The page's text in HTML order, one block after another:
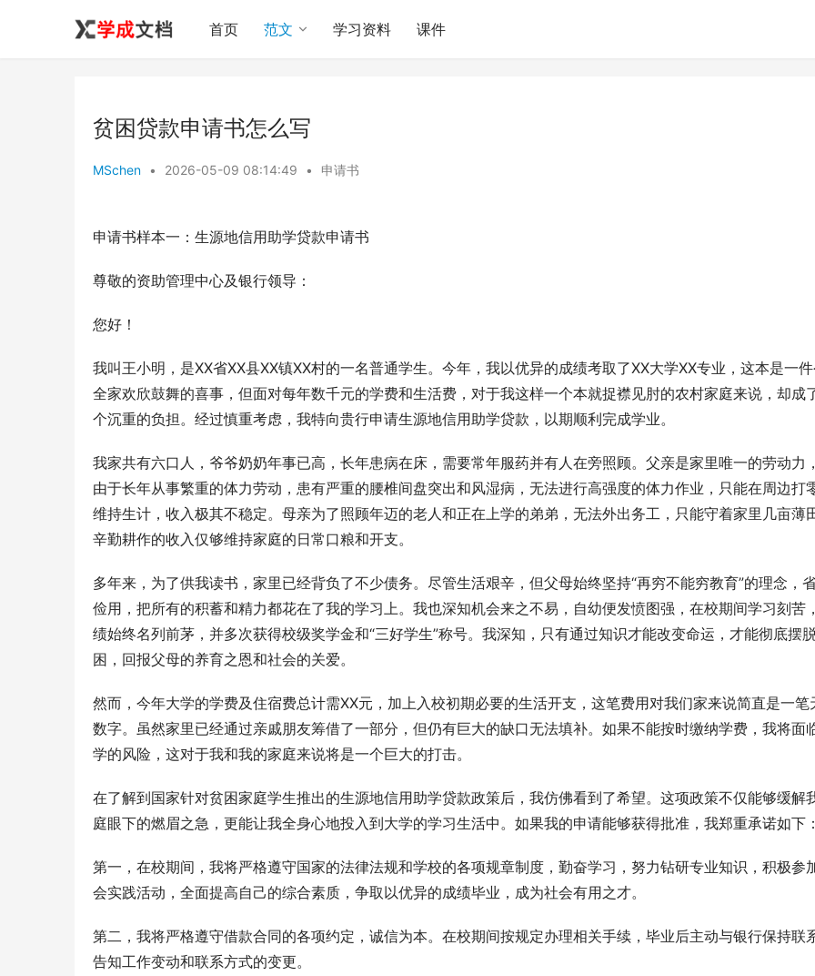
首页 范文 学习资料 课件
贫困贷款申请书怎么写
MSchen • 2026-05-09 08:14:49 • 申请书
申请书样本一：生源地信用助学贷款申请书
尊敬的资助管理中心及银行领导：
您好！
我叫王小明，是XX省XX县XX镇XX村的一名普通学生。今年，我以优异的成绩考取了XX大学XX专业，这本是一
全家欢欣鼓舞的喜事，但面对每年数千元的学费和生活费，对于我这样一个本就捉襟见肘的农村家庭来说，却成
个沉重的负担。经过慎重考虑，我特向贵行申请生源地信用助学贷款，以期顺利完成学业。
我家共有六口人，爷爷奶奶年事已高，长年患病在床，需要常年服药并有人在旁照顾。父亲是家里唯一的劳动力
由于长年从事繁重的体力劳动，患有严重的腰椎间盘突出和风湿病，无法进行高强度的体力作业，只能在周边打
维持生计，收入极其不稳定。母亲为了照顾年迈的老人和正在上学的弟弟，无法外出务工，只能守着家里几亩薄
辛勤耕作的收入仅够维持家庭的日常口粮和开支。
多年来，为了供我读书，家里已经背负了不少债务。尽管生活艰辛，但父母始终坚持“再穷不能穷教育”的理念，
俭用，把所有的积蓄和精力都花在了我的学习上。我也深知机会来之不易，自幼便发愤图强，在校期间学习刻苦
绩始终名列前茅，并多次获得校级奖学金和“三好学生”称号。我深知，只有通过知识才能改变命运，才能彻底摆
困，回报父母的养育之恩和社会的关爱。
然而，今年大学的学费及住宿费总计需XX元，加上入校初期必要的生活开支，这笔费用对我们家来说简直是一笔
数字。虽然家里已经通过亲戚朋友筹借了一部分，但仍有巨大的缺口无法填补。如果不能按时缴纳学费，我将面
学的风险，这对于我和我的家庭来说将是一个巨大的打击。
在了解到国家针对贫困家庭学生推出的生源地信用助学贷款政策后，我仿佛看到了希望。这项政策不仅能够缓解
庭眼下的燃眉之急，更能让我全身心地投入到大学的学习生活中。如果我的申请能够获得批准，我郑重承诺如下：
第一，在校期间，我将严格遵守国家的法律法规和学校的各项规章制度，勤奋学习，努力钻研专业知识，积极参
会实践活动，全面提高自己的综合素质，争取以优异的成绩毕业，成为社会有用之才。
第二，我将严格遵守借款合同的各项约定，诚信为本。在校期间按规定办理相关手续，毕业后主动与银行保持联
告知工作变动和联系方式的变更。